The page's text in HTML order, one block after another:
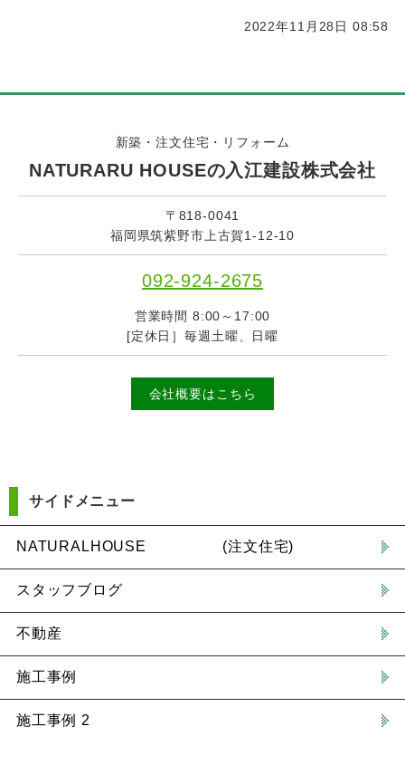
2022年11月28日 08:58
新築・注文住宅・リフォーム
NATURARU HOUSEの入江建設株式会社
〒818-0041
福岡県筑紫野市上古賀1-12-10
092-924-2675
営業時間 8:00～17:00
[定休日］毎週土曜、日曜
会社概要はこちら
サイドメニュー
NATURALHOUSE (注文住宅)
スタッフブログ
不動産
施工事例
施工事例 2